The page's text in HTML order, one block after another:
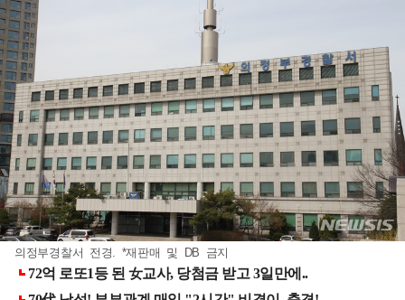
의정부경찰서 전경. *재판매 및 DB 금지